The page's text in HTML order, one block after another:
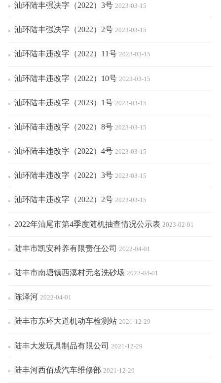
汕环陆丰强决字（2022）3号 2023-03-15
汕环陆丰强决字（2022）2号 2023-03-15
汕环陆丰违改字（2022）11号 2023-03-15
汕环陆丰违改字（2022）10号 2023-03-15
汕环陆丰违改字（2023）1号 2023-03-15
汕环陆丰违改字（2022）8号 2023-03-15
汕环陆丰违改字（2022）4号 2023-03-15
汕环陆丰违改字（2022）3号 2023-03-15
汕环陆丰违改字（2022）2号 2023-03-15
2022年汕尾市第4季度随机抽查情况公示表 2023-02-01
陆丰市凯安种养有限责任公司 2022-04-01
陆丰市南塘镇西溪村无名洗砂场 2022-04-01
陈泽河 2022-04-01
陆丰市东环大道机动车检测站 2021-12-29
陆丰大发玩具制品有限公司 2021-12-29
陆丰河西佰成汽车维修部 2021-12-29